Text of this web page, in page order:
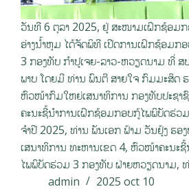
ວັນທີ 6 ຕຸລາ 2025, ຢູ່ ສະໜາມເຝິກຊ້ອມ
ອ່າງນໍ້າຫຸມ ໄດ້ຈັດພິທີ ເປີດການເຝິກຊ້ອມກ
3 ກອງທັບ ກໍາປູເຈຍ-ລາວ-ຫວຽດນາມ ທີ່ ສປ
ພາບ ໂດຍມີ ທ່ານ ພົນຕີ ສາຍໃຈ ກົມມະສິດ
ຫົວໜ້າກົມໃຫຍ່ເສນາທິການ ກອງທັບປະຊາ
ຄະນະຊີ້ນໍາການເຝິກຊ້ອມກອບກູ້ໄພພິບັດຮ່ວ
ຈໍາປີ 2025, ທ່ານ ພັນເອກ ຟ້າມ ວັນຢູ້ງ ຮອ
ເສນາທິການ ທະຫານເຂດ 4, ຫົວໜ້າຄະນະ
ໄພພິບັດຮ່ວມ 3 ກອງທັບ ຝ່າຍຫວຽດນາມ,
admin
2025 oct 10